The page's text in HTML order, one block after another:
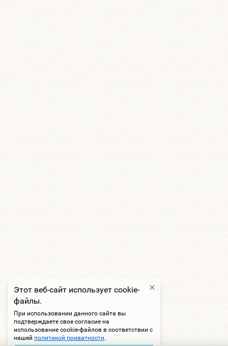
Этот веб-сайт использует cookie-
файлы.
При использовании данного сайта вы
подтверждаете свое согласие на
использование cookie-файлов в соответствии с
нашей политикой приватности.